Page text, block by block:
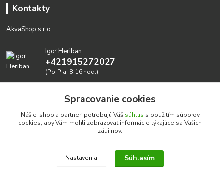
Kontakty
AkvaShop s.r.o.
Igor Heriban
+421915272027
(Po-Pia, 8-16 hod.)
Realizujeme prírodné akvária: AkvaShop s.r.o. • IBAN:
SK3911000000002947087849
Spracovanie cookies
Náš e-shop a partneri potrebujú Váš súhlas s použitím súborov
cookies, aby Vám mohli zobrazovať informácie týkajúce sa Vašich
záujmov.
Nastavenia Súhlasím